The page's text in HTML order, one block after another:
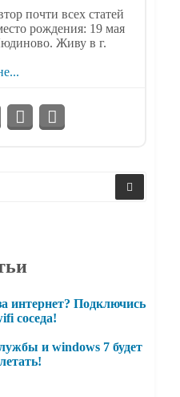
почти всех статей
рождения: 19 мая
Живу в г.
интернет? Подключись
соседа!
и windows 7 будет
летать!